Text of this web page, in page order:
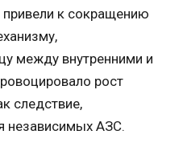
привели к сокращению
между внутренними и
рост
следствие,
независимых АЗС.